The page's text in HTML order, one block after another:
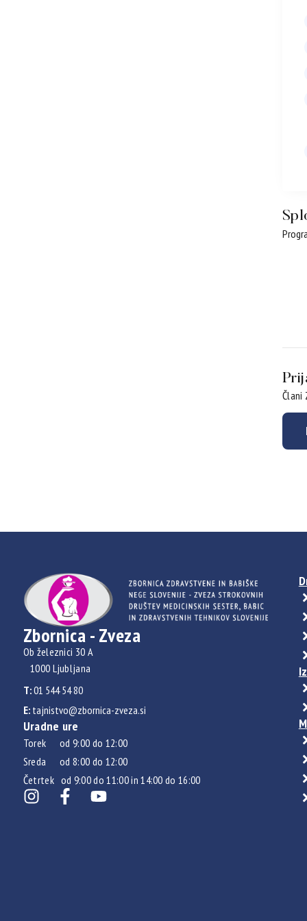
Člani
Zbornica - Zveza
Ob železnici 30 A
1000 Ljubljana
T:01 544 54 80
E:tajnistvo@zbornica-zveza.si
Uradne ure
Torek od 9:00 do 12:00
Sreda od 8:00 do 12:00
Četrtek od 9:00 do 11:00 in 14:00 do 16:00